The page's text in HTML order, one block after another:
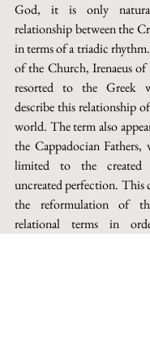
God, it is only
relationship between the
in terms of a triadic
of the Church, Irenaeus
resorted to the Greek
describe this relationship
world. The term also
the Cappadocian Fathers,
limited to the
uncreated perfection. This
the reformulation of
relational terms in